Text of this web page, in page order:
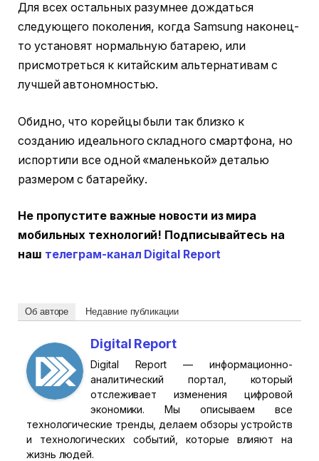
Для всех остальных разумнее дождаться
следующего поколения, когда Samsung наконец-
то установят нормальную батарею, или
присмотреться к китайским альтернативам с
лучшей автономностью.
Обидно, что корейцы были так близко к
созданию идеального складного смартфона, но
испортили все одной «маленькой» деталью
размером с батарейку.
Не пропустите важные новости из мира
мобильных технологий! Подписывайтесь на
наш телеграм-канал Digital Report
Об авторе Недавние публикации
Digital Report
Digital Report — информационно-
аналитический портал, который
отслеживает изменения цифровой
экономики. Мы описываем все
технологические тренды, делаем обзоры устройств
и технологических событий, которые влияют на
жизнь людей.